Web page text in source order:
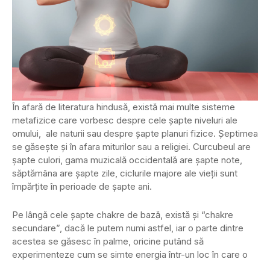
În afară de literatura hindusă, există mai multe sisteme
metafizice care vorbesc despre cele șapte niveluri ale
omului, ale naturii sau despre șapte planuri fizice. Șeptimea
se găsește și în afara miturilor sau a religiei. Curcubeul are
șapte culori, gama muzicală occidentală are șapte note,
săptămâna are șapte zile, ciclurile majore ale vieții sunt
împărțite în perioade de șapte ani.
Pe lângă cele șapte chakre de bază, există și “chakre
secundare”, dacă le putem numi astfel, iar o parte dintre
acestea se găsesc în palme, oricine putând să
experimenteze cum se simte energia într-un loc în care o